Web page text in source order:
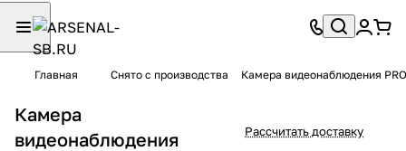
Главная Снято с производства Камера видеонаблюдения
Камера
видеонаблюдения
Рассчитать доставку